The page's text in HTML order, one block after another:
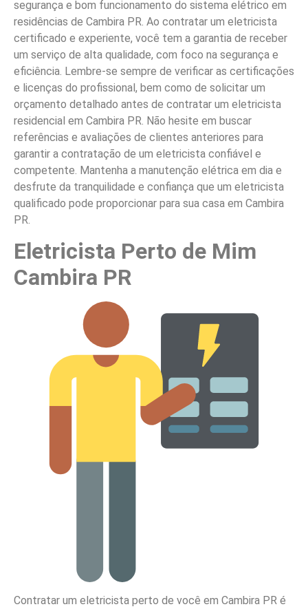
segurança e bom funcionamento do sistema elétrico em
residências de Cambira PR. Ao contratar um eletricista
certificado e experiente, você tem a garantia de receber
um serviço de alta qualidade, com foco na segurança e
eficiência. Lembre-se sempre de verificar as certificações
e licenças do profissional, bem como de solicitar um
orçamento detalhado antes de contratar um eletricista
residencial em Cambira PR. Não hesite em buscar
referências e avaliações de clientes anteriores para
garantir a contratação de um eletricista confiável e
competente. Mantenha a manutenção elétrica em dia e
desfrute da tranquilidade e confiança que um eletricista
qualificado pode proporcionar para sua casa em Cambira
PR.
Eletricista Perto de Mim
Cambira PR
Contratar um eletricista perto de você em Cambira PR é